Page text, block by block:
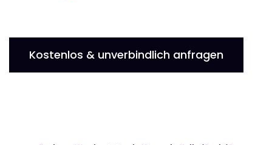
Kostenlos & unverbindlich anfragen